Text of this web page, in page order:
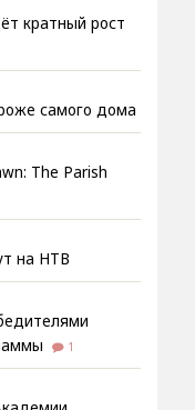
кратный рост
самого дома
The Parish
на НТВ
1